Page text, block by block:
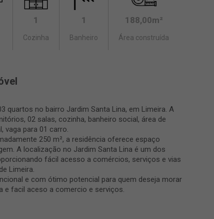
1
Cozinha
1
Banheiro
188,00m²
Área construída
quartos no bairro Jardim Santa Lina, em Limeira. A
02 salas, cozinha, banheiro social, área de
vaga para 01 carro.
250 m², a residência oferece espaço
A localização no Jardim Santa Lina é um dos
fácil acesso a comércios, serviços e vias
Limeira.
e com ótimo potencial para quem deseja morar
e facil aceso a comercio e serviços.